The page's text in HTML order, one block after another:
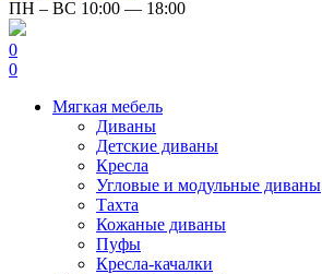
ПН – ВС 10:00 — 18:00
0
0
Мягкая мебель
Диваны
Детские диваны
Кресла
Угловые и модульные диваны
Тахта
Кожаные диваны
Пуфы
Кресла-качалки